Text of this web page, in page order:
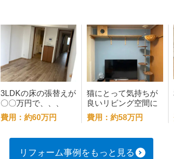
3LDKの床の張替えが
〇〇万円で、、、
費用：約60万円
猫にとって気持ちが
良いリビング空間に
施工
費用：約58万円
リフォーム事例をもっと見る